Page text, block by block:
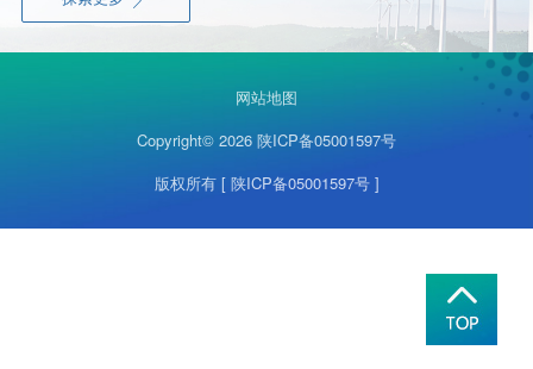
网站地图
Copyright© 2026 陕ICP备05001597号
版权所有 [ 陕ICP备05001597号 ]